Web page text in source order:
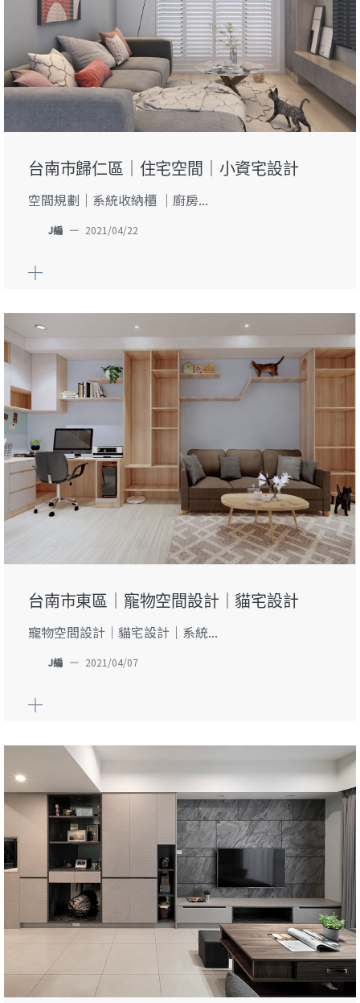
台南市歸仁區｜住宅空間｜小資宅設計
空間規劃｜系統收納櫃 ｜廚房...
J編 — 2021/04/22
台南市東區｜寵物空間設計｜貓宅設計
寵物空間設計｜貓宅設計｜系統...
J編 — 2021/04/07